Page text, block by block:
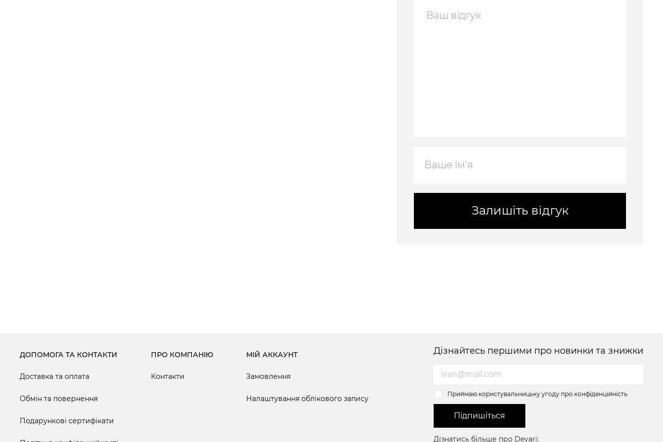
Залишіть відгук
ДОПОМОГА ТА КОНТАКТИ
Доставка та оплата
Обмін та повернення
Подарункові сертифікати
ПРО КОМПАНІЮ
Контакти
МІЙ АККАУНТ
Замовлення
Налаштування облікового запису
Дізнайтесь першими про новинки та знижки
Приймаю користувальницьку угоду про конфіденційність
Підпишіться
Дізнатись більше про Devari: